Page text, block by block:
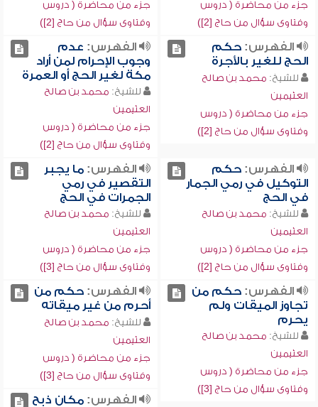
جزء من محاضرة ( دروس
وفتاوى سؤال من حاج [2])
جزء من محاضرة ( دروس
وفتاوى سؤال من حاج [2])
الفهرس:حكم
الحج للغير بالأجرة
للشيخ: محمد بن صالح
العثيمين
جزء من محاضرة ( دروس
وفتاوى سؤال من حاج [2])
الفهرس: عدم
وجوب الإحرام لمن أراد
مكة لغير الحج أو العمرة
للشيخ: محمد بن صالح
العثيمين
جزء من محاضرة ( دروس
وفتاوى سؤال من حاج [2])
الفهرس:حكم
التوكيل في رمي الجمار
في الحج
للشيخ: محمد بن صالح
العثيمين
جزء من محاضرة ( دروس
وفتاوى سؤال من حاج [2])
الفهرس:ما يجبر
التقصير في رمي
الجمرات في الحج
للشيخ: محمد بن صالح
العثيمين
جزء من محاضرة ( دروس
وفتاوى سؤال من حاج [3])
الفهرس:حكم من
تجاوز الميقات ولم
يحرم
للشيخ: محمد بن صالح
العثيمين
جزء من محاضرة ( دروس
وفتاوى سؤال من حاج [3])
الفهرس:حكم من
أحرم من غير ميقاته
للشيخ: محمد بن صالح
العثيمين
جزء من محاضرة ( دروس
وفتاوى سؤال من حاج [3])
الفهرس:مكان ذبح